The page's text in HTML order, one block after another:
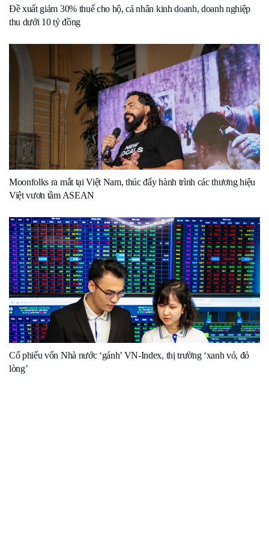
Đề xuất giảm 30% thuế cho hộ, cá nhân kinh doanh, doanh nghiệp
thu dưới 10 tỷ đồng
Moonfolks ra mắt tại Việt Nam, thúc đẩy hành trình các thương hiệu
Việt vươn tầm ASEAN
Cổ phiếu vốn Nhà nước ‘gánh’ VN-Index, thị trường ‘xanh vỏ, đỏ
lòng’